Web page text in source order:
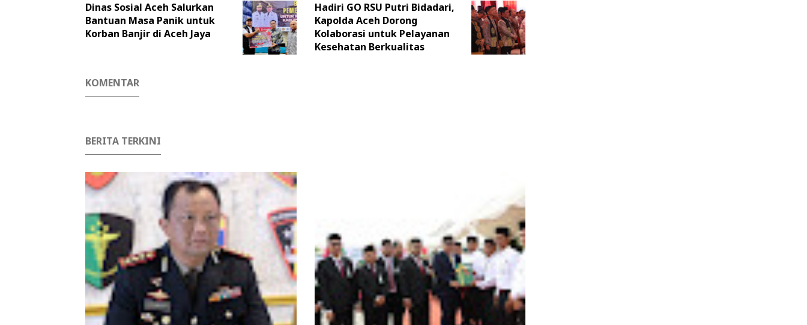
Dinas Sosial Aceh Salurkan
Bantuan Masa Panik untuk
Korban Banjir di Aceh Jaya
Hadiri GO RSU Putri Bidadari,
Kapolda Aceh Dorong
Kolaborasi untuk Pelayanan
Kesehatan Berkualitas
KOMENTAR
BERITA TERKINI